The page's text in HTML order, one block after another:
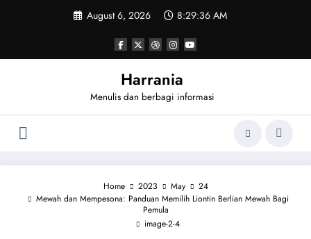
August 6, 2026 8:29:36 AM
Harrania
Menulis dan berbagi informasi
Home 2023 May
24
Mewah dan Mempesona: Panduan Memilih Liontin Berlian Mewah Bagi
Pemula
image-2-4